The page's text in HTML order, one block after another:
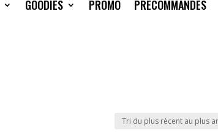
GOODIES PROMO PRÉCOMMANDES